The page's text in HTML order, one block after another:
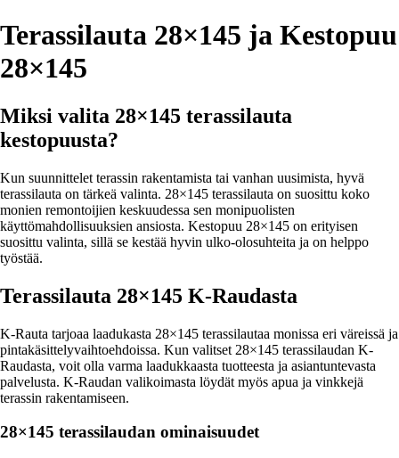
Terassilauta 28×145 ja Kestopuu
28×145
Miksi valita 28×145 terassilauta
kestopuusta?
Kun suunnittelet terassin rakentamista tai vanhan uusimista, hyvä
terassilauta on tärkeä valinta. 28×145 terassilauta on suosittu koko
monien remontoijien keskuudessa sen monipuolisten
käyttömahdollisuuksien ansiosta. Kestopuu 28×145 on erityisen
suosittu valinta, sillä se kestää hyvin ulko-olosuhteita ja on helppo
työstää.
Terassilauta 28×145 K-Raudasta
K-Rauta tarjoaa laadukasta 28×145 terassilautaa monissa eri väreissä ja
pintakäsittelyvaihtoehdoissa. Kun valitset 28×145 terassilaudan K-
Raudasta, voit olla varma laadukkaasta tuotteesta ja asiantuntevasta
palvelusta. K-Raudan valikoimasta löydät myös apua ja vinkkejä
terassin rakentamiseen.
28×145 terassilaudan ominaisuudet